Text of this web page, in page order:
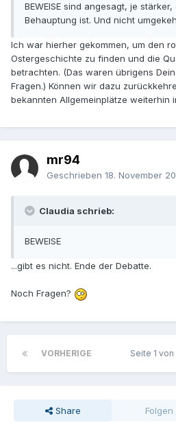
BEWEISE sind angesagt, je
Behauptung ist. Und nicht
Ich war hierher gekommen, um den
Ostergeschichte zu finden und die
betrachten. (Das waren übrigens
Fragen.) Können wir dazu
bekannten Allgemeinplätze weiterhin
mr94
Geschrieben 18. November
Claudia schrieb:
BEWEISE
...gibt es nicht. Ende der Debatte.
Noch Fragen?
VORHERIGE Seite 1 von
Share